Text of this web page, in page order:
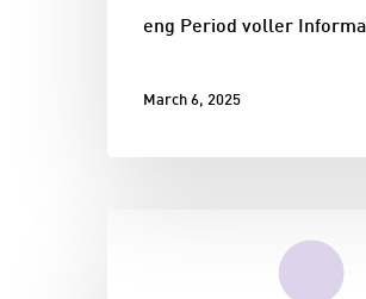
eng Period voller
March 6, 2025